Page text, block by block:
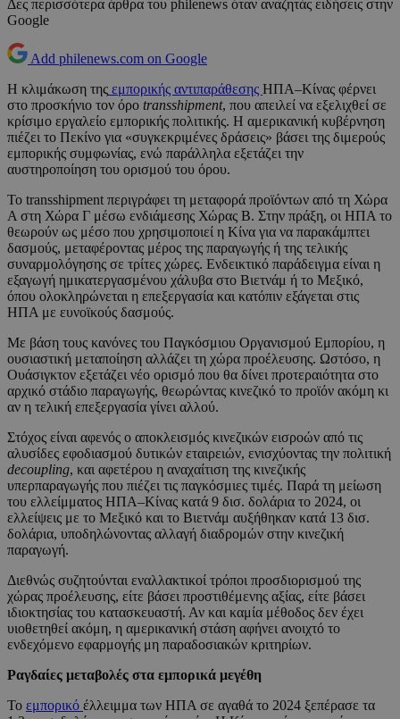
Δες περισσότερα άρθρα του philenews όταν αναζητάς ειδήσεις στην
Google
Add philenews.com on Google
Η κλιμάκωση της εμπορικής αντιπαράθεσης ΗΠΑ–Κίνας φέρνει
στο προσκήνιο τον όρο transshipment, που απειλεί να εξελιχθεί σε
κρίσιμο εργαλείο εμπορικής πολιτικής. Η αμερικανική κυβέρνηση
πιέζει το Πεκίνο για «συγκεκριμένες δράσεις» βάσει της διμερούς
εμπορικής συμφωνίας, ενώ παράλληλα εξετάζει την
αυστηροποίηση του ορισμού του όρου.
Το transshipment περιγράφει τη μεταφορά προϊόντων από τη Χώρα
Α στη Χώρα Γ μέσω ενδιάμεσης Χώρας Β. Στην πράξη, οι ΗΠΑ το
θεωρούν ως μέσο που χρησιμοποιεί η Κίνα για να παρακάμπτει
δασμούς, μεταφέροντας μέρος της παραγωγής ή της τελικής
συναρμολόγησης σε τρίτες χώρες. Ενδεικτικό παράδειγμα είναι η
εξαγωγή ημικατεργασμένου χάλυβα στο Βιετνάμ ή το Μεξικό,
όπου ολοκληρώνεται η επεξεργασία και κατόπιν εξάγεται στις
ΗΠΑ με ευνοϊκούς δασμούς.
Με βάση τους κανόνες του Παγκόσμιου Οργανισμού Εμπορίου, η
ουσιαστική μεταποίηση αλλάζει τη χώρα προέλευσης. Ωστόσο, η
Ουάσιγκτον εξετάζει νέο ορισμό που θα δίνει προτεραιότητα στο
αρχικό στάδιο παραγωγής, θεωρώντας κινεζικό το προϊόν ακόμη κι
αν η τελική επεξεργασία γίνει αλλού.
Στόχος είναι αφενός ο αποκλεισμός κινεζικών εισροών από τις
αλυσίδες εφοδιασμού δυτικών εταιρειών, ενισχύοντας την πολιτική
decoupling, και αφετέρου η αναχαίτιση της κινεζικής
υπερπαραγωγής που πιέζει τις παγκόσμιες τιμές. Παρά τη μείωση
του ελλείμματος ΗΠΑ–Κίνας κατά 9 δισ. δολάρια το 2024, οι
ελλείψεις με το Μεξικό και το Βιετνάμ αυξήθηκαν κατά 13 δισ.
δολάρια, υποδηλώνοντας αλλαγή διαδρομών στην κινεζική
παραγωγή.
Διεθνώς συζητούνται εναλλακτικοί τρόποι προσδιορισμού της
χώρας προέλευσης, είτε βάσει προστιθέμενης αξίας, είτε βάσει
ιδιοκτησίας του κατασκευαστή. Αν και καμία μέθοδος δεν έχει
υιοθετηθεί ακόμη, η αμερικανική στάση αφήνει ανοιχτό το
ενδεχόμενο εφαρμογής μη παραδοσιακών κριτηρίων.
Ραγδαίες μεταβολές στα εμπορικά μεγέθη
Το εμπορικό έλλειμμα των ΗΠΑ σε αγαθά το 2024 ξεπέρασε τα